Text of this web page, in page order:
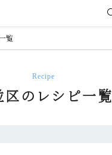
覧
Recipe
区のレシピ一覧